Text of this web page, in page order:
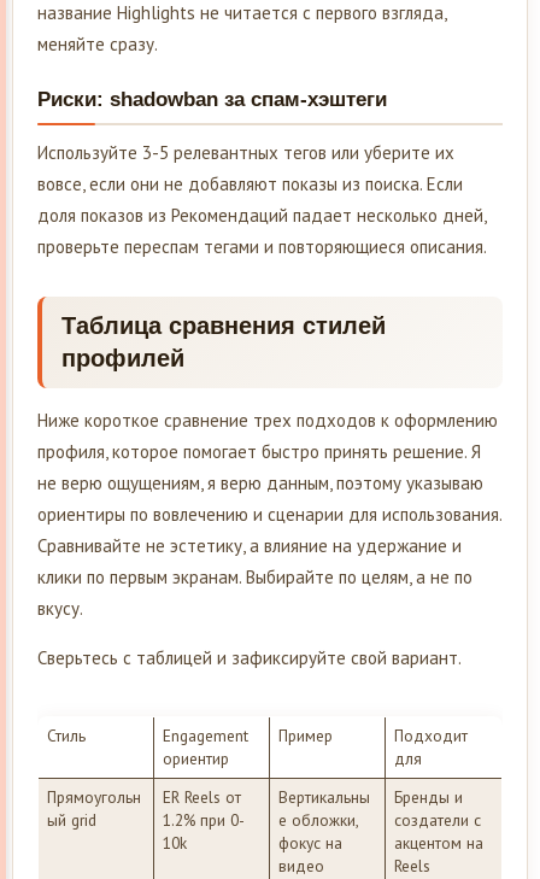
название Highlights не читается с первого взгляда,
меняйте сразу.
Риски: shadowban за спам-хэштеги
Используйте 3-5 релевантных тегов или уберите их
вовсе, если они не добавляют показы из поиска. Если
доля показов из Рекомендаций падает несколько дней,
проверьте переспам тегами и повторяющиеся описания.
Таблица сравнения стилей
профилей
Ниже короткое сравнение трех подходов к оформлению
профиля, которое помогает быстро принять решение. Я
не верю ощущениям, я верю данным, поэтому указываю
ориентиры по вовлечению и сценарии для использования.
Сравнивайте не эстетику, а влияние на удержание и
клики по первым экранам. Выбирайте по целям, а не по
вкусу.
Сверьтесь с таблицей и зафиксируйте свой вариант.
Стиль
Engagement
ориентир
Пример
Подходит
для
Прямоугольн
ый grid
ER Reels от
1.2% при 0-
10k
Вертикальны
е обложки,
фокус на
видео
Бренды и
создатели с
акцентом на
Reels